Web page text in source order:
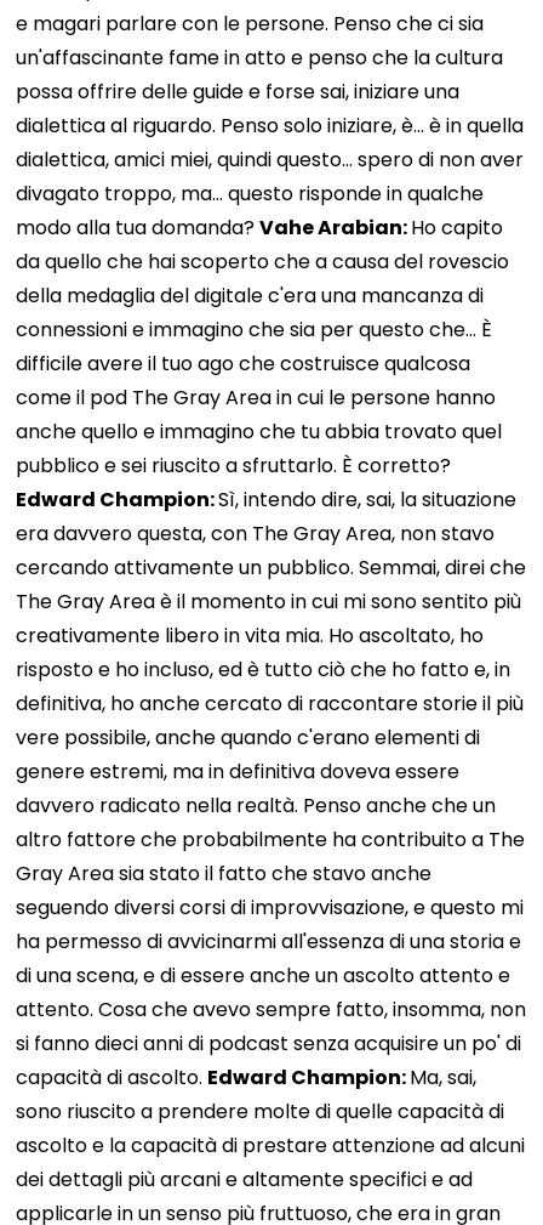
e magari parlare con le persone. Penso che ci sia
un'affascinante fame in atto e penso che la cultura
possa offrire delle guide e forse sai, iniziare una
dialettica al riguardo. Penso solo iniziare, è... è in quella
dialettica, amici miei, quindi questo... spero di non aver
divagato troppo, ma... questo risponde in qualche
modo alla tua domanda?Vahe Arabian:Ho capito
da quello che hai scoperto che a causa del rovescio
della medaglia del digitale c'era una mancanza di
connessioni e immagino che sia per questo che... È
difficile avere il tuo ago che costruisce qualcosa
come il pod The Gray Area in cui le persone hanno
anche quello e immagino che tu abbia trovato quel
pubblico e sei riuscito a sfruttarlo. È corretto?
Edward Champion:Sì, intendo dire, sai, la situazione
era davvero questa, con The Gray Area, non stavo
cercando attivamente un pubblico. Semmai, direi che
The Gray Area è il momento in cui mi sono sentito più
creativamente libero in vita mia. Ho ascoltato, ho
risposto e ho incluso, ed è tutto ciò che ho fatto e, in
definitiva, ho anche cercato di raccontare storie il più
vere possibile, anche quando c'erano elementi di
genere estremi, ma in definitiva doveva essere
davvero radicato nella realtà. Penso anche che un
altro fattore che probabilmente ha contribuito a The
Gray Area sia stato il fatto che stavo anche
seguendo diversi corsi di improvvisazione, e questo mi
ha permesso di avvicinarmi all'essenza di una storia e
di una scena, e di essere anche un ascolto attento e
attento. Cosa che avevo sempre fatto, insomma, non
si fanno dieci anni di podcast senza acquisire un po' di
capacità di ascolto. Edward Champion:Ma, sai,
sono riuscito a prendere molte di quelle capacità di
ascolto e la capacità di prestare attenzione ad alcuni
dei dettagli più arcani e altamente specifici e ad
applicarle in un senso più fruttuoso, che era in gran